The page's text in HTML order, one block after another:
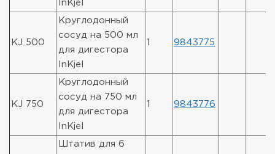
InKjel
KJ 500
Круглодонный
сосуд на 500 мл
для дигестора
InKjel
9843775
KJ 750
Круглодонный
сосуд на 750 мл
для дигестора
InKjel
9843776
Штатив для 6